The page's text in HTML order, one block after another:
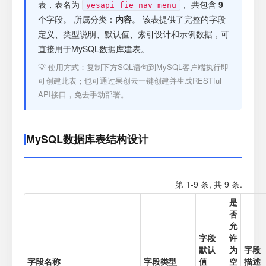
接口测试
表，表名为 yesapi_fie_nav_menu ， 共包含 9
个字段。 所属分类： 内容。 该表提供了完整的字段
定义、类型说明、默认值、索引设计和示例数据，可
直接用于MySQL数据库建表。
💡 使用方式：复制下方SQL语句到MySQL客户端执行即
可创建此表；也可通过果创云一键创建并生成RESTful
API接口，免去手动部署。
MySQL数据库表结构设计
第 1-9 条, 共 9 条.
字段名称 字段类型
字段
默认
值
是
否
允
许
为
空
字段
描述